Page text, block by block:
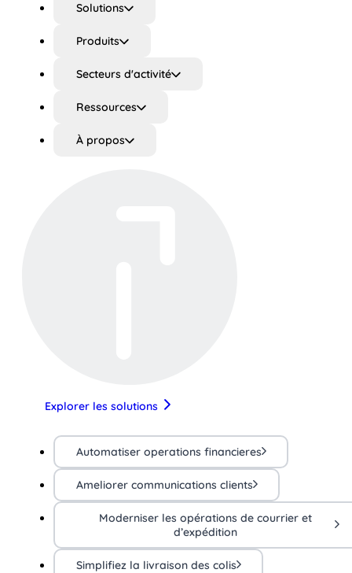
Solutions
Produits
Secteurs d'activité
Ressources
À propos
Explorer les solutions
Automatiser operations financieres
Ameliorer communications clients
Moderniser les opérations de courrier et
d’expédition
Simplifiez la livraison des colis